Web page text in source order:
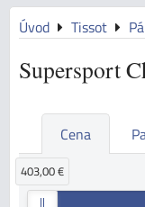
Úvod Tissot
Supersport
Cena
403,00 €